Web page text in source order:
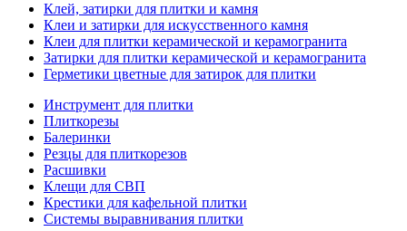
Клей, затирки для плитки и камня
Клеи и затирки для искусственного камня
Клеи для плитки керамической и керамогранита
Затирки для плитки керамической и керамогранита
Герметики цветные для затирок для плитки
Инструмент для плитки
Плиткорезы
Балеринки
Резцы для плиткорезов
Расшивки
Клещи для СВП
Крестики для кафельной плитки
Системы выравнивания плитки